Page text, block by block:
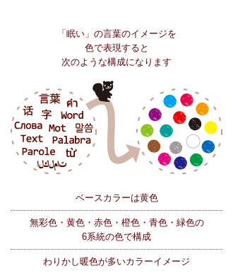
「眠い」の言葉のイメージを
色で表現すると
次のような構成になります
ベースカラーは黄色
無彩色・黄色・赤色・橙色・青色・緑色の
6系統の色で構成
わりかし暖色が多いカラーイメージ